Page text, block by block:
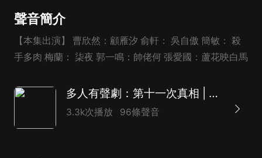
聲音簡介
【本集出演】 曹欣然：顧雁汐 俞軒： 吳自傲 簡敏： 殺
手多肉 梅蘭： 柒夜 郭一鳴：帥佬何 張愛國：蘆花映白馬
多人有聲劇：第十一次真相 | 東野圭吾式解密，希區柯克式結局
3.3k次播放 96條聲音